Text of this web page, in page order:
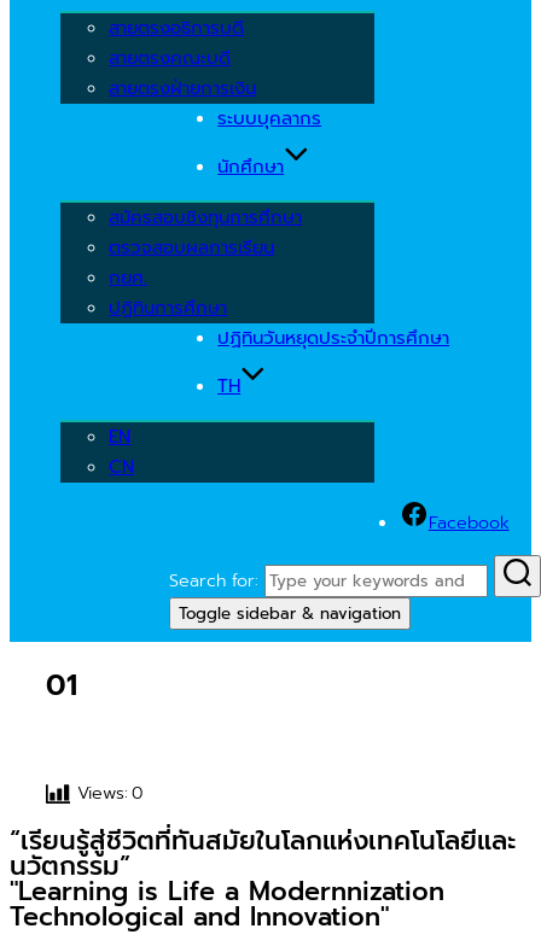
สายตรงอธิการบดี
สายตรงคณะบดี
สายตรงฝ่ายการเงิน
ระบบบุคลากร
นักศึกษา
สมัครสอบชิงทุนการศึกษา
ตรวจสอบผลการเรียน
กยศ.
ปฏิทินการศึกษา
ปฏิทินวันหยุดประจำปีการศึกษา
TH
EN
CN
Facebook
Search for:
Toggle sidebar & navigation
01
Views:0
“เรียนรู้สู่ชีวิตที่ทันสมัยในโลกแห่งเทคโนโลยีและ
นวัตกรรม”
"Learning is Life a Modernnization
Technological and Innovation"